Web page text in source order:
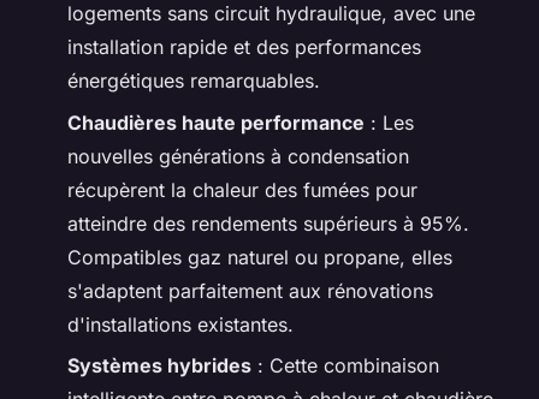
logements sans circuit hydraulique, avec une
installation rapide et des performances
énergétiques remarquables.
Chaudières haute performance : Les
nouvelles générations à condensation
récupèrent la chaleur des fumées pour
atteindre des rendements supérieurs à 95%.
Compatibles gaz naturel ou propane, elles
s'adaptent parfaitement aux rénovations
d'installations existantes.
Systèmes hybrides : Cette combinaison